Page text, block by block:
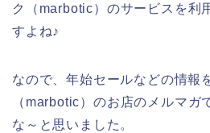
ク（marbotic）のサービスを利
すよね♪
なので、年始セールなどの情報
（marbotic）のお店のメルマガ
な～と思いました。